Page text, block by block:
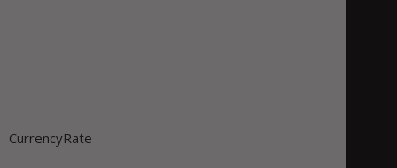
CurrencyRate